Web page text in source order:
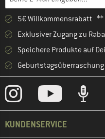
5€ Willkommensrabatt **
Exklusiver Zugang zu
Speichere Produkte auf
Geburtstagsüberraschung
KUNDENSERVICE